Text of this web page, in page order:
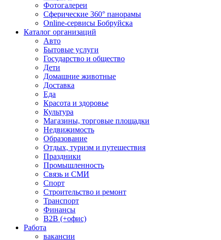
Фотогалереи
Сферические 360° панорамы
Online-сервисы Бобруйска
Каталог организаций
Авто
Бытовые услуги
Государство и общество
Дети
Домашние животные
Доставка
Еда
Красота и здоровье
Культура
Магазины, торговые площадки
Недвижимость
Образование
Отдых, туризм и путешествия
Праздники
Промышленность
Связь и СМИ
Спорт
Строительство и ремонт
Транспорт
Финансы
B2B (+офис)
Работа
вакансии